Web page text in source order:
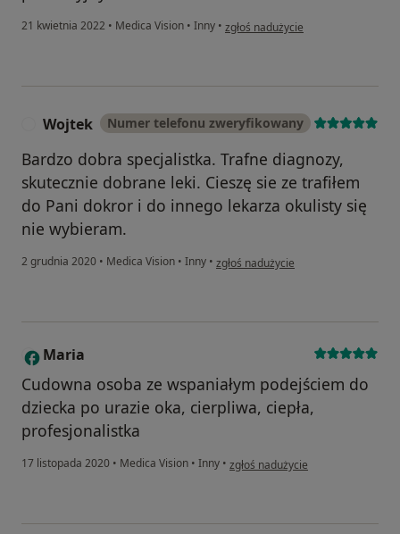
21 kwietnia 2022 • Medica Vision • Inny • w opinii użytkownika Andrzej
zgłoś nadużycie
Wojtek Numer telefonu zweryfikowany
Bardzo dobra specjalistka. Trafne diagnozy,
skutecznie dobrane leki. Cieszę sie ze trafiłem
do Pani dokror i do innego lekarza okulisty się
nie wybieram.
2 grudnia 2020 • Medica Vision • Inny • w opinii użytkownika Wojtek
zgłoś nadużycie
M Maria
Cudowna osoba ze wspaniałym podejściem do
dziecka po urazie oka, cierpliwa, ciepła,
profesjonalistka
17 listopada 2020 • Medica Vision • Inny • w opinii użytkownika Maria
zgłoś nadużycie